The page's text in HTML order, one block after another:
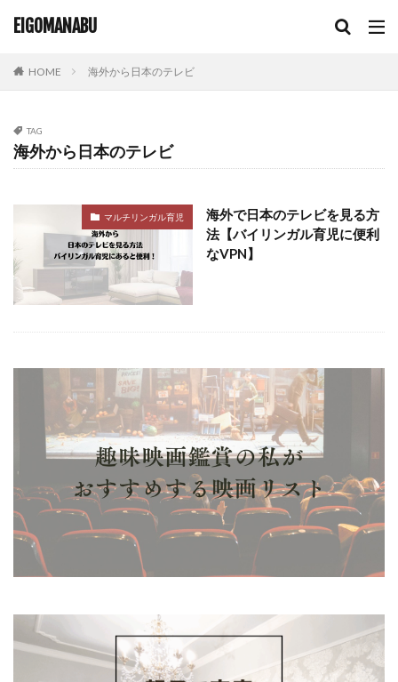
EIGOMANABU
韓国ドラマ
韓国語学習
高学年英語
高校生
HOME 海外から日本のテレビ
TAG
海外から日本のテレビ
マルチリンガル育児
海外で日本のテレビを見る方
法【バイリンガル育児に便利
なVPN】